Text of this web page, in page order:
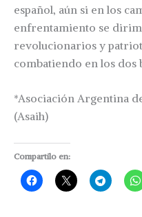
español, aún si en los
enfrentamiento se
revolucionarios y
combatiendo en los dos
*Asociación Argentina
(Asaih)
Compartilo en: